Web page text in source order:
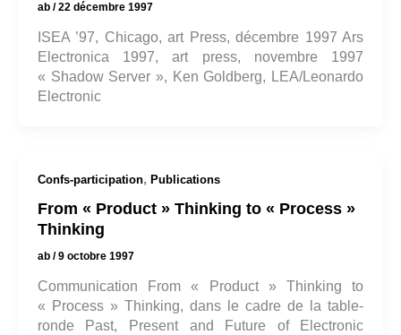
ab /22 décembre 1997
ISEA ’97, Chicago, art Press, décembre 1997 Ars
Electronica 1997, art press, novembre 1997
« Shadow Server », Ken Goldberg, LEA/Leonardo
Electronic
Confs-participation, Publications
From « Product » Thinking to « Process »
Thinking
ab /9 octobre 1997
Communication From « Product » Thinking to
« Process » Thinking, dans le cadre de la table-
ronde Past, Present and Future of Electronic